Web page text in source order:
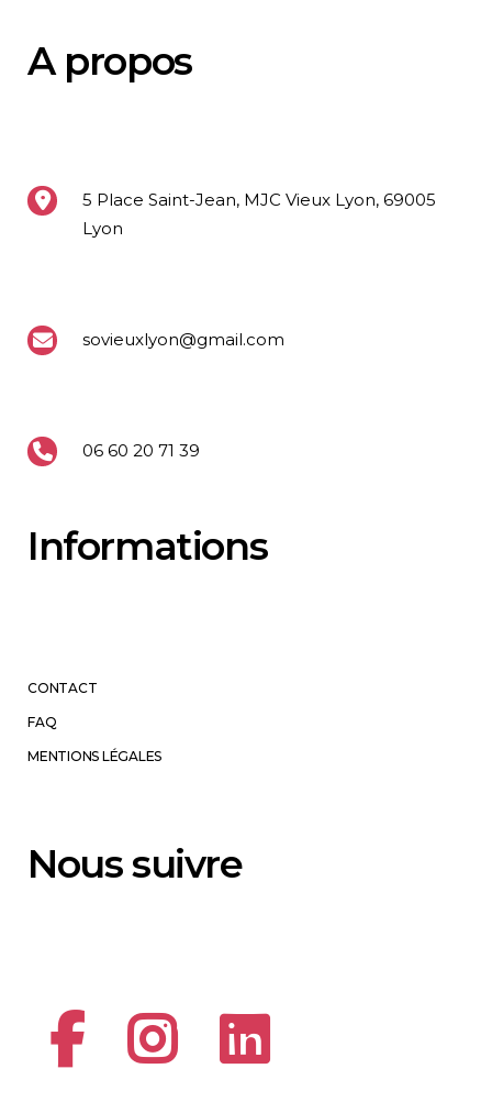
A propos
5 Place Saint-Jean, MJC Vieux Lyon, 69005
Lyon
sovieuxlyon@gmail.com
06 60 20 71 39
Informations
CONTACT
FAQ
MENTIONS LÉGALES
Nous suivre